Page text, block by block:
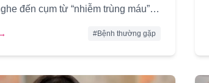
đến cụm từ “nhiễm trùng máu”
#Bệnh thường gặp